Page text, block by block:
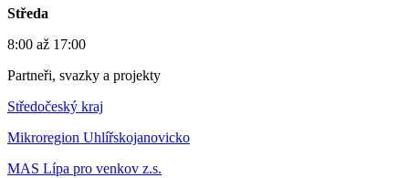
Středa
8:00 až 17:00
Partneři, svazky a projekty
Středočeský kraj
Mikroregion Uhlířskojanovicko
MAS Lípa pro venkov z.s.